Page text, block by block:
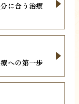
に合う治療
への第一歩